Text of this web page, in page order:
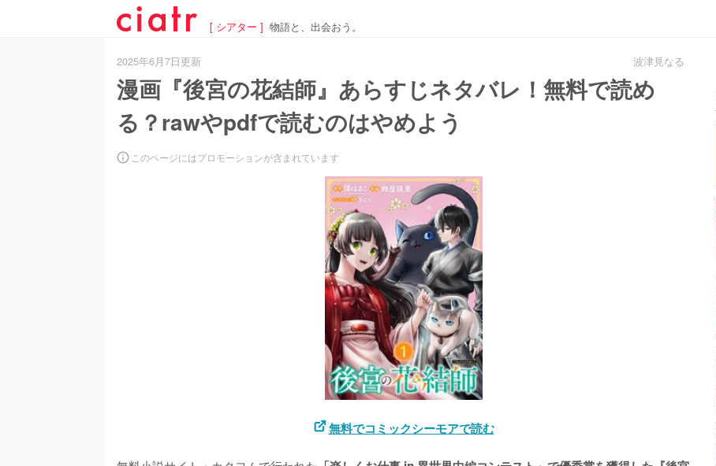
[ シアター ] 物語と、出会おう。
2025年6月7日更新 波津見なる
漫画『後宮の花結師』あらすじネタバレ！無料で読め
る？rawやpdfで読むのはやめよう
このページにはプロモーションが含まれています
無料でコミックシーモアで読む